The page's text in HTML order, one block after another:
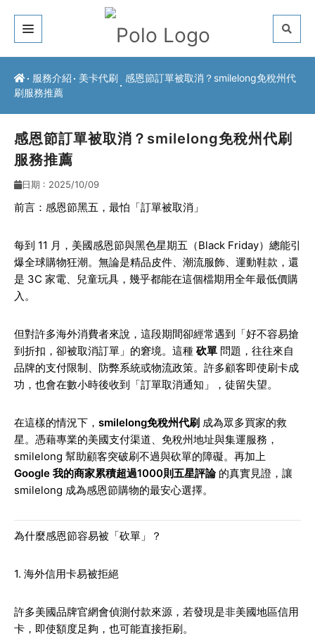
關於我們
服務介紹
常見問題
最新公告
服務介紹 美卡代刷
感恩節訂單被取消？smilelong免稅州代
刷服務推薦
感恩節訂單被取消？smilelong免稅州代刷
服務推薦
日期 : 2025/10/09
前言：感恩節黑五，最怕「訂單被取消」
每到 11 月，美國感恩節與黑色星期五（Black Friday）總能引
爆全球購物狂潮。無論是精品皮件、潮流服飾、運動鞋款，還
是 3C 家電、兒童玩具，幾乎都能在這個檔期用全年最低價購
入。
但對許多海外消費者來說，這段期間卻經常遇到「好不容易搶
到折扣，卻被取消訂單」的窘境。這種 砍單 問題，往往來自
品牌的支付限制、防弊系統或物流政策。許多顧客即使刷卡成
功，也會在數小時後收到「訂單取消通知」，徒留失望。
在這樣的情況下， smilelong免稅州代刷 成為眾多買家的救
星。憑藉專業的美國支付渠道、免稅州地址與集運服務，
smilelong 幫助顧客突破刷不過與砍單的障礙。再加上
Google 我的商家累積超過1000則五星評論的真實見證，讓
smilelong 成為感恩節購物的最安心選擇。
為什麼感恩節容易被「砍單」？
1. 海外信用卡易被拒絕
許多美國品牌官網會偵測付款來源，若發現是非美國地區信用
卡，即使額度足夠，也可能直接拒刷。